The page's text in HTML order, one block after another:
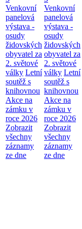
Venkovní
panelová
výstava -
osudy
židovských
obyvatel za
2. světové
války Letní
soutěž s
knihovnou
Akce na
zámku v
roce 2026
Zobrazit
všechny
záznamy
ze dne
Venkovní
panelová
výstava -
osudy
židovských
obyvatel za
2. světové
války Letní
soutěž s
knihovnou
Akce na
zámku v
roce 2026
Zobrazit
všechny
záznamy
ze dne